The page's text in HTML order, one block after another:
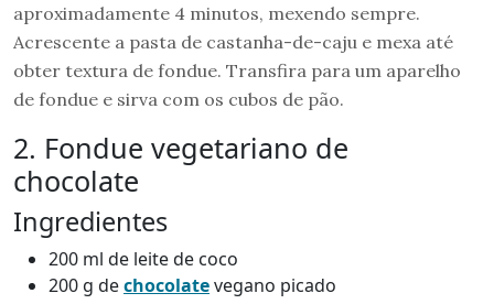
aproximadamente 4 minutos, mexendo sempre.
Acrescente a pasta de castanha-de-caju e mexa até
obter textura de fondue. Transfira para um aparelho
de fondue e sirva com os cubos de pão.
2. Fondue vegetariano de
chocolate
Ingredientes
200 ml de leite de coco
200 g dechocolatevegano picado